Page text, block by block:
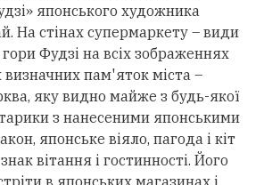
японського художника
На стінах супермаркету – види
гори Фудзі на всіх зображеннях
визначних пам'яток міста –
яку видно майже з будь-якої
з нанесеними японськими
японське віяло, пагода і кіт
вітання і гостинності. Його